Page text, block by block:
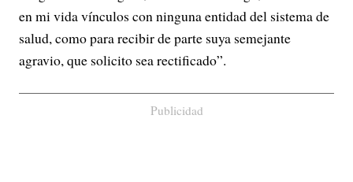
en mi vida vínculos con ninguna entidad del sistema de
salud, como para recibir de parte suya semejante
agravio, que solicito sea rectificado”.
Publicidad